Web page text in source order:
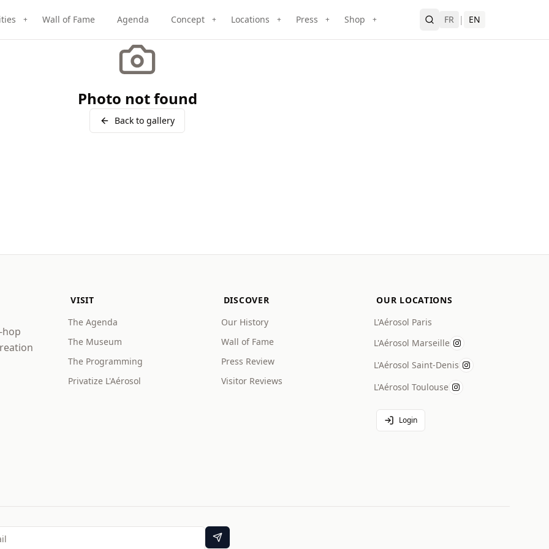
+ Wall of Fame Agenda Concept + Locations + Press + Shop + FR | EN
Photo not found
Back to gallery
hop
VISIT
The Agenda
The Museum
The Programming
Privatize L'Aérosol
DISCOVER
Our History
Wall of Fame
Press Review
Visitor Reviews
OUR LOCATIONS
L'Aérosol Paris
L'Aérosol Marseille
L'Aérosol Saint-Denis
L'Aérosol Toulouse
Login